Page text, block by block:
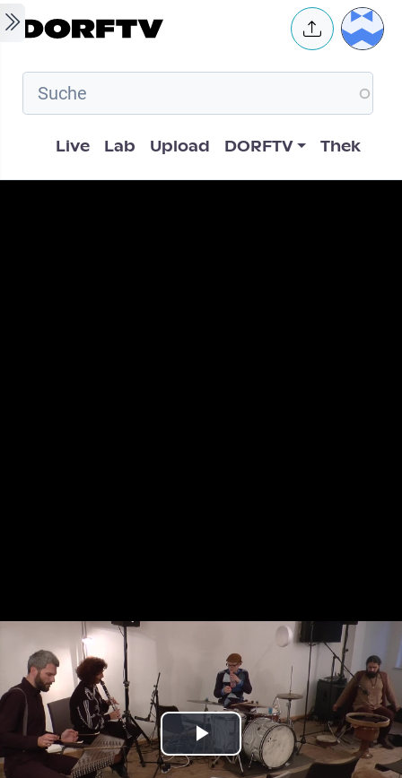
Skip to main content User
Hauptnavigation
Live Lab Upload DORFTV Thek
Play